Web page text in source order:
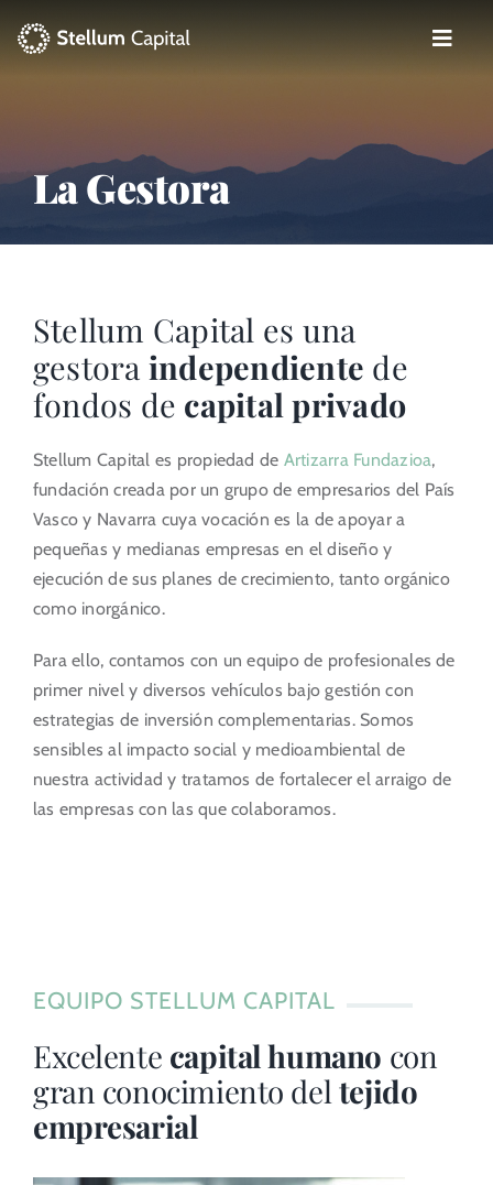
Toggle
Private Equity
Actualidad
Portal del Inversor
La Gestora
Stellum Capital es una
gestora independiente de
fondos de capital privado
Stellum Capital es propiedad de Artizarra Fundazioa,
fundación creada por un grupo de empresarios del País
Vasco y Navarra cuya vocación es la de apoyar a
pequeñas y medianas empresas en el diseño y
ejecución de sus planes de crecimiento, tanto orgánico
como inorgánico.
Para ello, contamos con un equipo de profesionales de
primer nivel y diversos vehículos bajo gestión con
estrategias de inversión complementarias. Somos
sensibles al impacto social y medioambiental de
nuestra actividad y tratamos de fortalecer el arraigo de
las empresas con las que colaboramos.
EQUIPO STELLUM CAPITAL
Excelente capital humano con
gran conocimiento del tejido
empresarial